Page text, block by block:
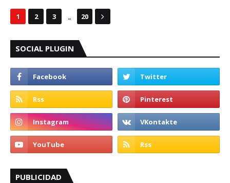
1 2 3 ... 20
SOCIAL PLUGIN
PUBLICIDAD